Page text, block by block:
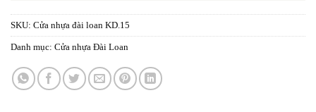
SKU: Cửa nhựa đài loan KD.15
Danh mục: Cửa nhựa Đài Loan